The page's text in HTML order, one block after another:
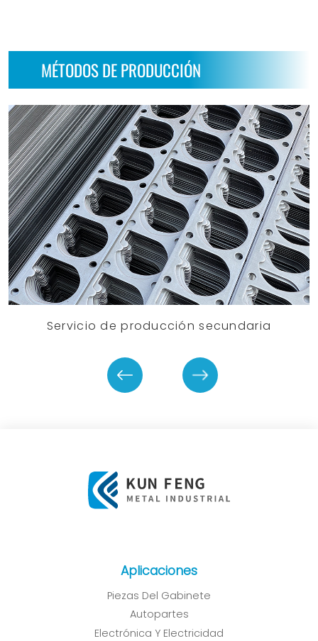
MÉTODOS DE PRODUCCIÓN
Servicio de producción secundaria
Aplicaciones
Piezas Del Gabinete
Autopartes
Electrónica Y Electricidad